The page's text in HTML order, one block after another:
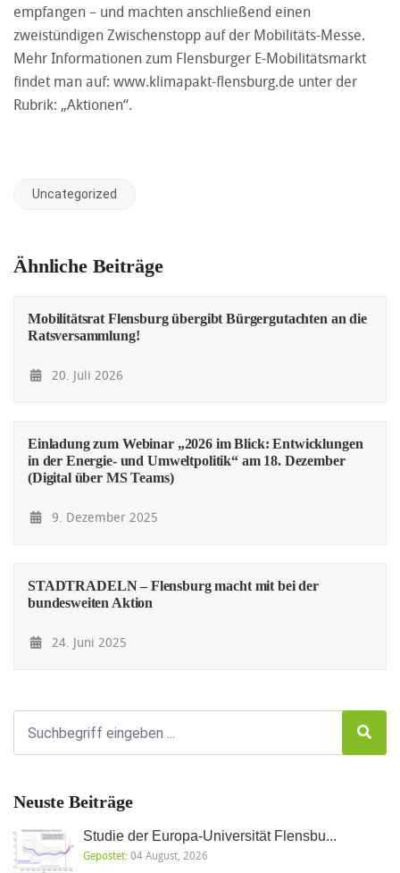
empfangen – und machten anschließend einen
zweistündigen Zwischenstopp auf der Mobilitäts-Messe.
Mehr Informationen zum Flensburger E-Mobilitätsmarkt
findet man auf: www.klimapakt-flensburg.de unter der
Rubrik: „Aktionen“.
Uncategorized
Ähnliche Beiträge
Mobilitätsrat Flensburg übergibt Bürgergutachten an die
Ratsversammlung!
20. Juli 2026
Einladung zum Webinar „2026 im Blick: Entwicklungen
in der Energie- und Umweltpolitik“ am 18. Dezember
(Digital über MS Teams)
9. Dezember 2025
STADTRADELN – Flensburg macht mit bei der
bundesweiten Aktion
24. Juni 2025
Neuste Beiträge
Studie der Europa-Universität Flensbu...
Gepostet:04 August, 2026